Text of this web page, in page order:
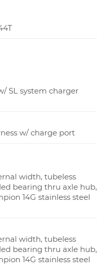
SL system charger
w/ charge port
width, tubeless
bearing thru axle hub,
14G stainless steel
width, tubeless
bearing thru axle hub,
14G stainless steel